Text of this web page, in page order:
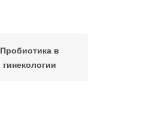
Пробиотика в
гинекологии